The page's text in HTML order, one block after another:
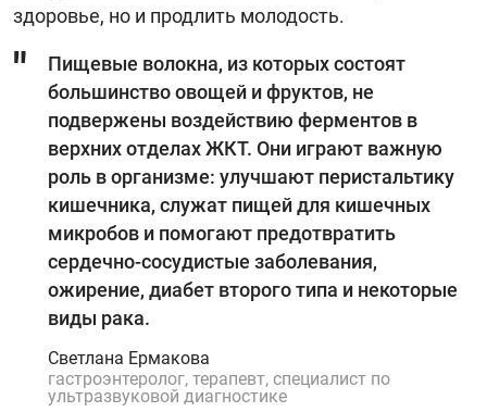
здоровье, но и продлить молодость.
Пищевые волокна, из которых состоят
большинство овощей и фруктов, не
подвержены воздействию ферментов в
верхних отделах ЖКТ. Они играют важную
роль в организме: улучшают перистальтику
кишечника, служат пищей для кишечных
микробов и помогают предотвратить
сердечно-сосудистые заболевания,
ожирение, диабет второго типа и некоторые
виды рака.
Светлана Ермакова
гастроэнтеролог, терапевт, специалист по
ультразвуковой диагностике